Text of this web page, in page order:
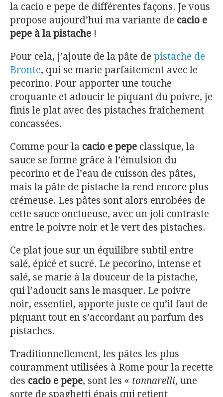
la cacio e pepe de différentes façons. Je vous
propose aujourd’hui ma variante de cacio e
pepe à la pistache !
Pour cela, j’ajoute de la pâte de pistache de
Bronte, qui se marie parfaitement avec le
pecorino. Pour apporter une touche
croquante et adoucir le piquant du poivre, je
finis le plat avec des pistaches fraîchement
concassées.
Comme pour la cacio e pepe classique, la
sauce se forme grâce à l’émulsion du
pecorino et de l’eau de cuisson des pâtes,
mais la pâte de pistache la rend encore plus
crémeuse. Les pâtes sont alors enrobées de
cette sauce onctueuse, avec un joli contraste
entre le poivre noir et le vert des pistaches.
Ce plat joue sur un équilibre subtil entre
salé, épicé et sucré. Le pecorino, intense et
salé, se marie à la douceur de la pistache,
qui l’adoucit sans le masquer. Le poivre
noir, essentiel, apporte juste ce qu’il faut de
piquant tout en s’accordant au parfum des
pistaches.
Traditionnellement, les pâtes les plus
couramment utilisées à Rome pour la recette
des cacio e pepe, sont les « tonnarelli, une
sorte de spaghetti épais qui retient